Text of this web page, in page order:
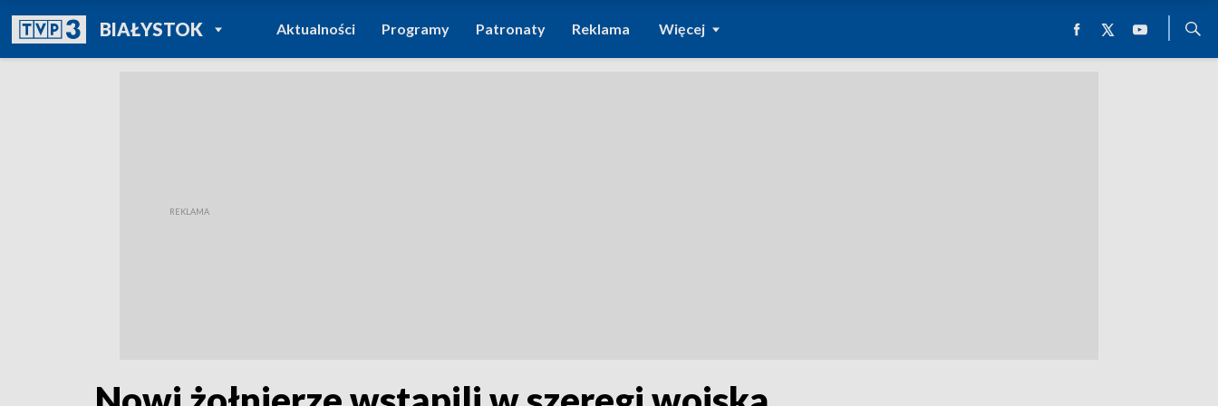
BIAŁYSTOKPOWRÓT DO
TVP REGIONY
Aktualności Programy Patronaty Reklama Więcej